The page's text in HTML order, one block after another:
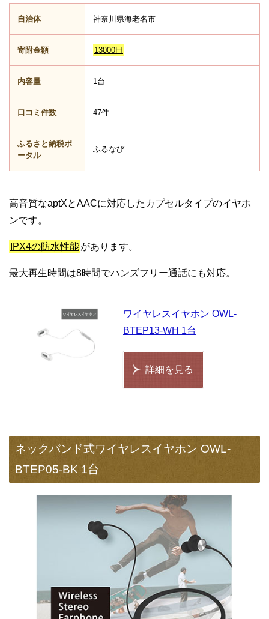
自治体 神奈川県海老名市
寄附金額 13000円
内容量 1台
口コミ件数 47件
ふるさと納税ポ
ータル
ふるなび
高音質なaptXとAACに対応したカプセルタイプのイヤホ
ンです。
IPX4の防水性能があります。
最大再生時間は8時間でハンズフリー通話にも対応。
ワイヤレスイヤホン OWL-
BTEP13-WH 1台
詳細を見る
ネックバンド式ワイヤレスイヤホン OWL-
BTEP05-BK 1台